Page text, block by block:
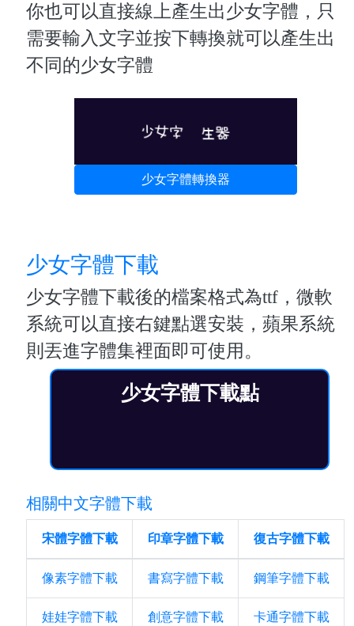
你也可以直接線上產生出少女字體，只
需要輸入文字並按下轉換就可以產生出
不同的少女字體
少女字體轉換器
少女字體下載
少女字體下載後的檔案格式為ttf，微軟
系統可以直接右鍵點選安裝，蘋果系統
則丟進字體集裡面即可使用。
少女字體下載點
相關中文字體下載
宋體字體下載 印章字體下載 復古字體下載
像素字體下載 書寫字體下載 鋼筆字體下載
娃娃字體下載 創意字體下載 卡通字體下載